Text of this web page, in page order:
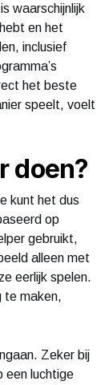
waarschijnlijk
en het
inclusief
het beste
speelt, voelt
doen?
kunt het dus
op
gebruikt,
alleen met
eerlijk spelen.
te maken,
Zeker bij
een luchtige